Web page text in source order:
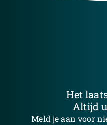
Het
Altijd
Meld je aan voor